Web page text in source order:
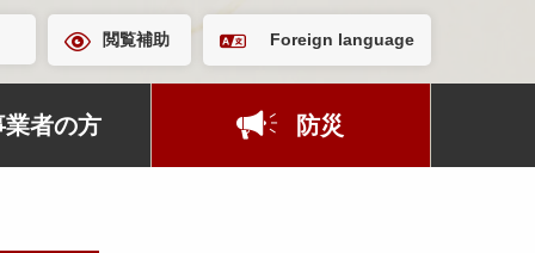
閲覧補助 Foreign language
業者の方 防災